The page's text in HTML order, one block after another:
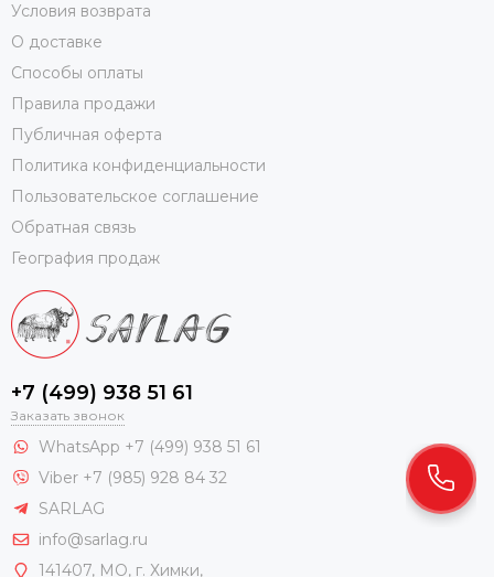
Условия возврата
О доставке
Способы оплаты
Правила продажи
Публичная оферта
Политика конфиденциальности
Пользовательское соглашение
Обратная связь
География продаж
+7 (499) 938 51 61
Заказать звонок
WhatsApp +7 (499) 938 51 61
Viber +7 (985) 928 84 32
SARLAG
info@sarlag.ru
141407, МО, г. Химки,